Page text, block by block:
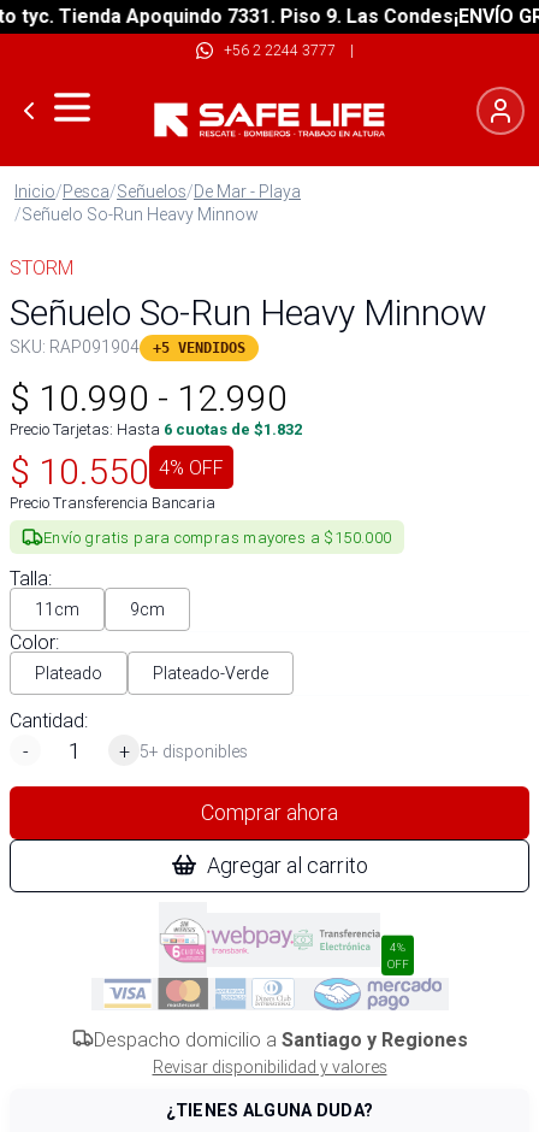
Tienda Apoquindo 7331. Piso 9. Las Condes¡ENVÍO
+56 2 2244 3777 |
Inicio/Pesca/Señuelos/De Mar - Playa
/Señuelo So-Run Heavy Minnow
STORM
Señuelo So-Run Heavy Minnow
SKU: RAP091904 +5 VENDIDOS
$ 10.990 - 12.990
Precio Tarjetas: Hasta 6 cuotas de $1.832
$ 10.550 4% OFF
Precio Transferencia Bancaria
Envío gratis para compras mayores a $150.000
Talla:
11cm 9cm
Color:
Plateado Plateado-Verde
Cantidad:
-
+ 5+ disponibles
Comprar ahora
Agregar al carrito
4%
OFF
Despacho domicilio a Santiago y Regiones
Revisar disponibilidad y valores
¿TIENES ALGUNA DUDA?